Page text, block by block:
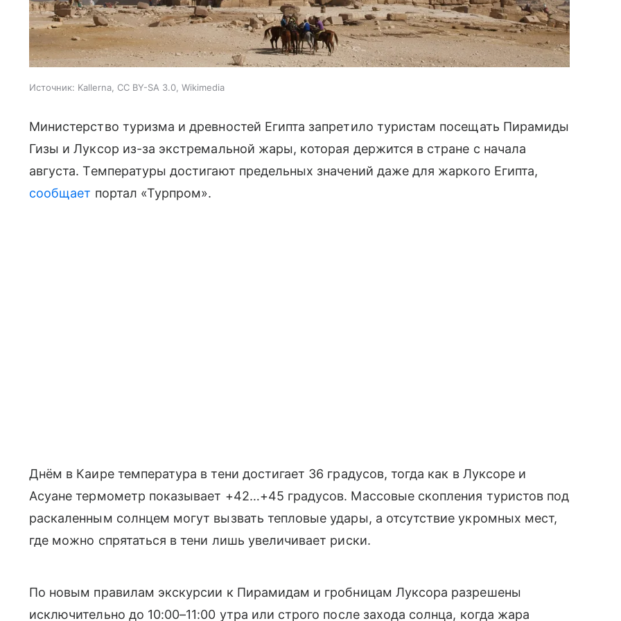
Источник: Kallerna, CC BY-SA 3.0, Wikimedia
Министерство туризма и древностей Египта запретило туристам посещать Пирамиды
Гизы и Луксор из-за экстремальной жары, которая держится в стране с начала
августа. Температуры достигают предельных значений даже для жаркого Египта,
сообщает портал «Турпром».
Днём в Каире температура в тени достигает 36 градусов, тогда как в Луксоре и
Асуане термометр показывает +42…+45 градусов. Массовые скопления туристов под
раскаленным солнцем могут вызвать тепловые удары, а отсутствие укромных мест,
где можно спрятаться в тени лишь увеличивает риски.
По новым правилам экскурсии к Пирамидам и гробницам Луксора разрешены
исключительно до 10:00–11:00 утра или строго после захода солнца, когда жара